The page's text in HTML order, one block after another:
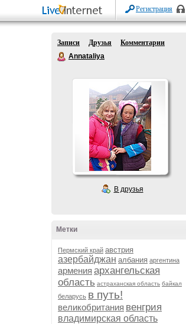
Регистрация
Записи Друзья
Комментарии
Annataliya
В друзья
Метки
Пермский край австрия
азербайджан албания аргентина
армения архангельская
область астраханская область байкал
беларусь в путь!
великобритания венгрия
владимирская область